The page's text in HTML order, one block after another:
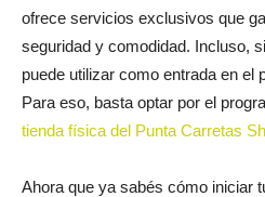
ofrece servicios exclusivos que
seguridad y comodidad. Incluso,
puede utilizar como entrada en el
Para eso, basta optar por el
tienda física del Punta Carretas
Ahora que ya sabés cómo iniciar